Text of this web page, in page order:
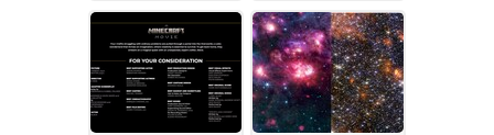
05.11.2025